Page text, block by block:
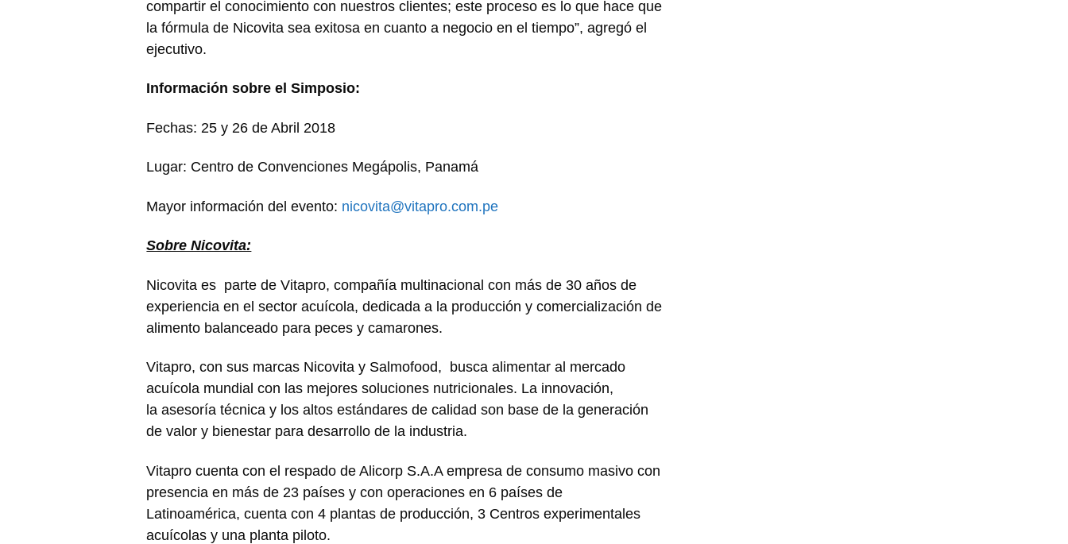
compartir el conocimiento con nuestros clientes; este proceso es lo que hace que
la fórmula de Nicovita sea exitosa en cuanto a negocio en el tiempo”, agregó el
ejecutivo.
Información sobre el Simposio:
Fechas: 25 y 26 de Abril 2018
Lugar: Centro de Convenciones Megápolis, Panamá
Mayor información del evento: nicovita@vitapro.com.pe
Sobre Nicovita:
Nicovita es parte de Vitapro, compañía multinacional con más de 30 años de
experiencia en el sector acuícola, dedicada a la producción y comercialización de
alimento balanceado para peces y camarones.
Vitapro, con sus marcas Nicovita y Salmofood, busca alimentar al mercado
acuícola mundial con las mejores soluciones nutricionales. La innovación,
la asesoría técnica y los altos estándares de calidad son base de la generación
de valor y bienestar para desarrollo de la industria.
Vitapro cuenta con el respado de Alicorp S.A.A empresa de consumo masivo con
presencia en más de 23 países y con operaciones en 6 países de
Latinoamérica, cuenta con 4 plantas de producción, 3 Centros experimentales
acuícolas y una planta piloto.